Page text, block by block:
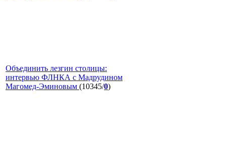
Объединить лезгин столицы:
интервью ФЛНКА с Мадрудином
Магомед-Эминовым (10345/0)